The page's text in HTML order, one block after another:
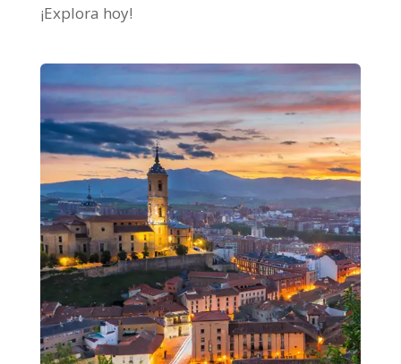
¡Explora hoy!